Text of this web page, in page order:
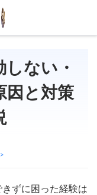
しない・
因と対策
ずに困った経験は